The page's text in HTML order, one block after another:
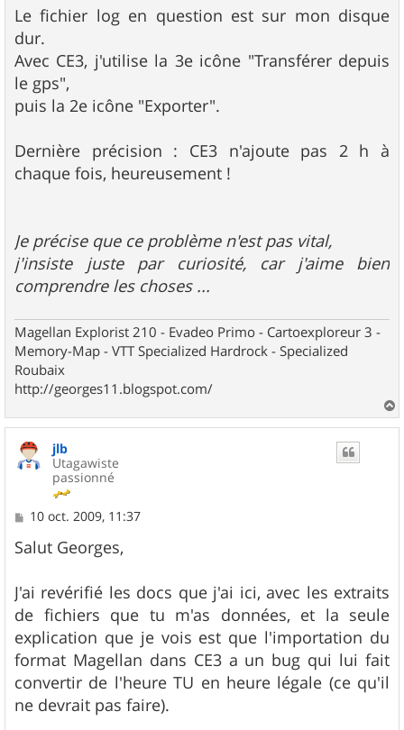
Le fichier log en question est sur mon disque
dur.
Avec CE3, j'utilise la 3e icône "Transférer depuis
le gps",
puis la 2e icône "Exporter".
Dernière précision : CE3 n'ajoute pas 2 h à
chaque fois, heureusement !
Je précise que ce problème n'est pas vital,
j'insiste juste par curiosité, car j'aime bien
comprendre les choses ...
Magellan Explorist 210 - Evadeo Primo - Cartoexploreur 3 -
Memory-Map - VTT Specialized Hardrock - Specialized
Roubaix
http://georges11.blogspot.com/
a
jlb
Utagawiste
passionné
M
s
s
g
e
10 oct. 2009, 11:37
Salut Georges,
J'ai revérifié les docs que j'ai ici, avec les extraits
de fichiers que tu m'as données, et la seule
explication que je vois est que l'importation du
format Magellan dans CE3 a un bug qui lui fait
convertir de l'heure TU en heure légale (ce qu'il
ne devrait pas faire).